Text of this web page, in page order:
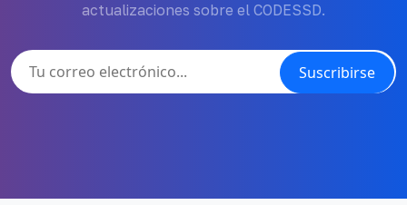
actualizaciones sobre el CODESSD.
Suscribirse